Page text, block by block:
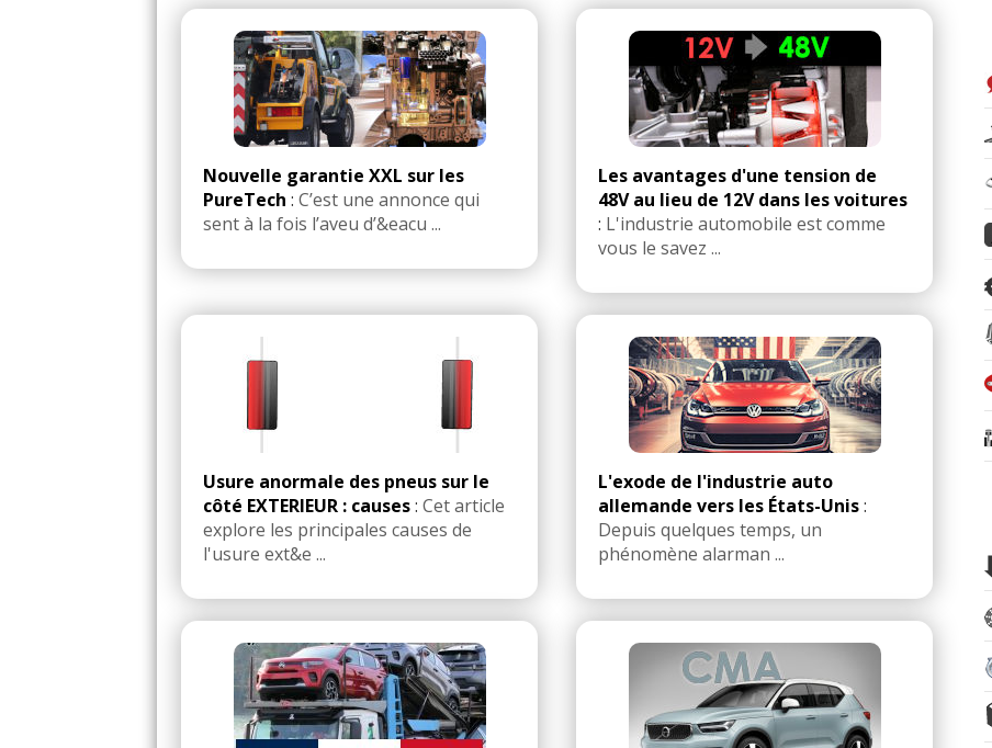
Nouvelle garantie XXL sur les
PureTech : C’est une annonce qui
sent à la fois l’aveu d’&eacu ...
Les avantages d'une tension de
48V au lieu de 12V dans les voitures
: L'industrie automobile est comme
vous le savez ...
Usure anormale des pneus sur le
côté EXTERIEUR : causes: Cet article
explore les principales causes de
l'usure ext&e ...
L'exode de l'industrie auto
allemande vers les États-Unis:
Depuis quelques temps, un
phénomène alarman ...